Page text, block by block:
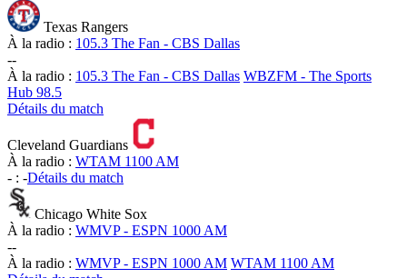
Texas Rangers
À la radio : 105.3 The Fan - CBS Dallas
--
À la radio : 105.3 The Fan - CBS Dallas WBZFM - The Sports
Hub 98.5
Détails du match
Cleveland Guardians
À la radio : WTAM 1100 AM
- : -Détails du match
Chicago White Sox
À la radio : WMVP - ESPN 1000 AM
--
À la radio : WMVP - ESPN 1000 AM WTAM 1100 AM